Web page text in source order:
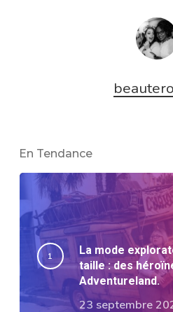
En Tendance
La mode
taille : des
Adventureland.
23 septembre